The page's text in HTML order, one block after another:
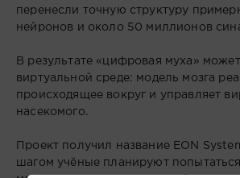
перенесли точную структуру
нейронов и около 50 миллионов
В результате «цифровая муха»
виртуальной среде: модель мозга
происходящее вокруг и управляет
насекомого.
Проект получил название EON
шагом учёные планируют